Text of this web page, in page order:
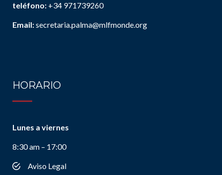
teléfono: +34 971739260
Email:secretaria.palma@mlfmonde.org
HORARIO
Lunes a viernes
8:30 am – 17:00
Aviso Legal